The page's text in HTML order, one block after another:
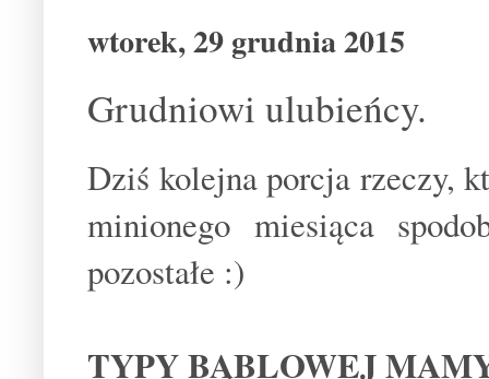
wtorek, 29 grudnia 2015
Grudniowi ulubieńcy.
Dziś kolejna porcja rzeczy,
minionego miesiąca
pozostałe :)
TYPY BĄBLOWEJ